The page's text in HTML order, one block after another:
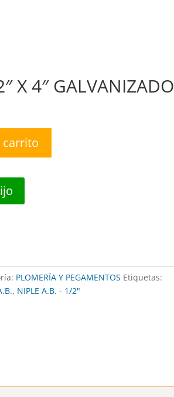
X 4″ GALVANIZADO
carrito
PLOMERÍA Y PEGAMENTOS Etiquetas:
, NIPLE A.B. - 1/2"